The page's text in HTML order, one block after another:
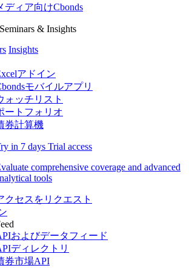
ディア向けCbonds
& Insights
Insights
アドイン
モバイルアプリ
ォッチリスト
ートフォリオ
券計算機
in 7 days Trial access
comprehensive coverage and advanced
tools
クセスをリクエスト
およびデータフィード
ディレクトリ
券市場API